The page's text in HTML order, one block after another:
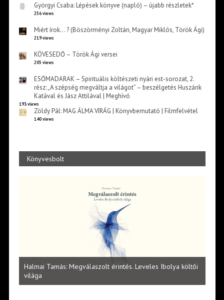
Györgyi Csaba: Lépések könyve (napló) – újabb részletek*
256 views
Miért írok… ? (Böszörményi Zoltán, Magyar Miklós, Török Ági)
219 views
KÖVESEDŐ – Török Ági versei
205 views
ESŐMADARAK – Spirituális költészeti nyári est-sorozat, 2.
rész: „A szépség megváltja a világot” – beszélgetés Huszárik
Katával és Jász Attilával | Meghívó
193 views
Zöldy Pál: MAG ÁLMA VIRÁG | Könyvbemutató | Filmfelvétel
140 views
Könyvesbolt
Halmai Tamás: Megválaszolt érintés. Leveles Ibolya költői
világa